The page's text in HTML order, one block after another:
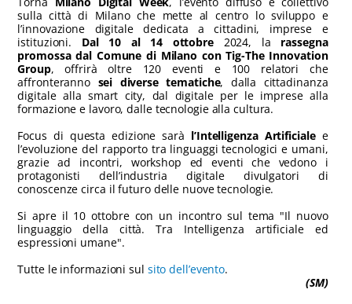
sulla città di Milano che mette al centro lo sviluppo e
l’innovazione digitale dedicata a cittadini, imprese e
istituzioni. Dal 10 al 14 ottobre2024, la rassegna
promossa dal Comune di Milano con Tig-The Innovation
Group, offrirà oltre 120 eventi e 100 relatori che
affronteranno sei diverse tematiche, dalla cittadinanza
digitale alla smart city, dal digitale per le imprese alla
formazione e lavoro, dalle tecnologie alla cultura.
Focus di questa edizione sarà l’Intelligenza Artificialee
l’evoluzione del rapporto tra linguaggi tecnologici e umani,
grazie ad incontri, workshop ed eventi che vedono i
protagonisti dell’industria digitale divulgatori di
conoscenze circa il futuro delle nuove tecnologie.
Si apre il 10 ottobre con un incontro sul tema "Il nuovo
linguaggio della città. Tra Intelligenza artificiale ed
espressioni umane".
Tutte le informazioni sul sito dell’evento.
(SM)